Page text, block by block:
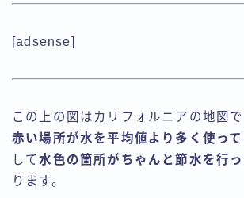
[adsense]
この上の図はカリフォルニアの地図で
赤い場所が水を平均値より多く使って
して水色の箇所がちゃんと節水を行っ
ります。